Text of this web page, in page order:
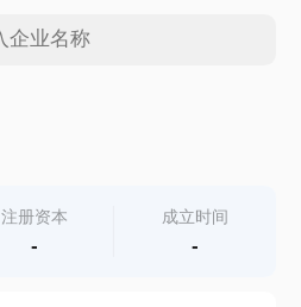
注册资本
-
成立时间
-